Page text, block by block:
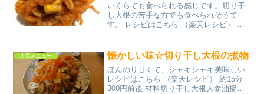
いくらでも食べられる感じです。切り干
し大根の苦手な方でも食べられそうで
す。 レシピはこちら （楽天レシピ） 約
びきガーリック☆トマトジュース☆コン
ソメ☆ケチ...
人気メニュー 懐かしい味☆切り干し大根の煮物
ほんのり甘くて、シャキシャキ美味しい
レシピはこちら （楽天レシピ） 約15分
300円前後 材料切り干し大根人参油揚げ